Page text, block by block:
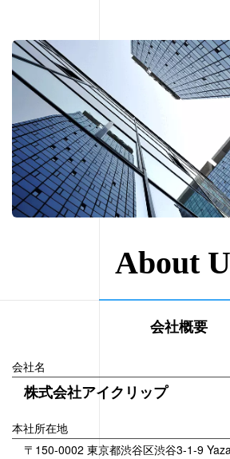
About
会社概要
会社名
株式会社アイクリップ
本社所在地
〒150-0002 東京都渋谷区渋谷3-1-9